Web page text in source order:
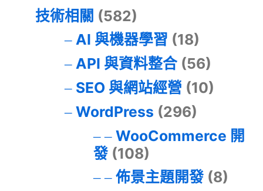
技術相關 (582)
AI 與機器學習 (18)
API 與資料整合(56)
SEO 與網站經營 (10)
WordPress (296)
WooCommerce 開
發(108)
佈景主題開發(8)